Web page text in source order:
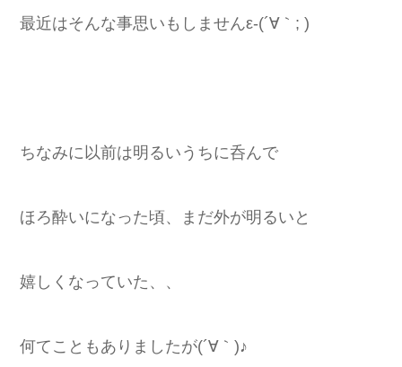
最近はそんな事思いもしませんε-(´∀｀; )
ちなみに以前は明るいうちに呑んで
ほろ酔いになった頃、まだ外が明るいと
嬉しくなっていた、、
何てこともありましたが(´∀｀)♪